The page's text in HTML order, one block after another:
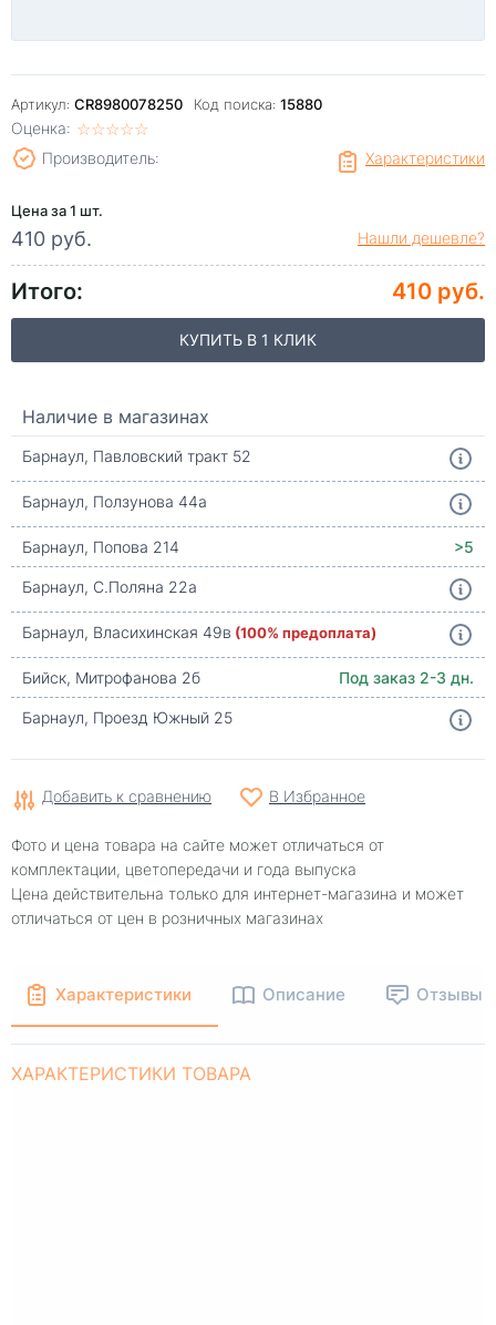
Артикул: CR8980078250 Код поиска: 15880
Оценка: ☆☆☆☆☆
★★★★★
Характеристики
Производитель:
Цена за 1 шт.
410 руб. Нашли дешевле?
Итого: 410 руб.
КУПИТЬ В 1 КЛИК
Наличие в магазинах
Барнаул, Павловский тракт 52
Барнаул, Ползунова 44а
Барнаул, Попова 214
>5
Барнаул, С.Поляна 22а
Барнаул, Власихинская 49в (100% предоплата)
Бийск, Митрофанова 2б
Под заказ 2-3 дн.
Барнаул, Проезд Южный 25
Добавить к сравнению В Избранное
Фото и цена товара на сайте может отличаться от
комплектации, цветопередачи и года выпуска
Цена действительна только для интернет-магазина и может
отличаться от цен в розничных магазинах
Характеристики Описание Отзывы
ХАРАКТЕРИСТИКИ ТОВАРА